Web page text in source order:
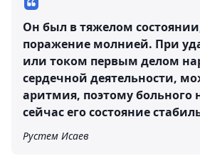
Он был в тяжелом
поражение молнией. При
или током первым делом
сердечной деятельности,
аритмия, поэтому больного
сейчас его состояние
Рустем Исаев